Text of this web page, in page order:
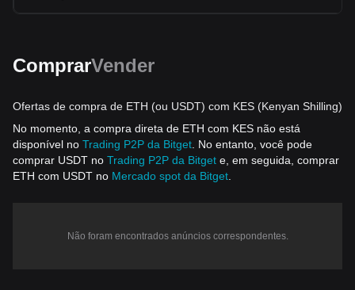
ComprarVender
Ofertas de compra de ETH (ou USDT) com KES (Kenyan Shilling)
No momento, a compra direta de ETH com KES não está
disponível no Trading P2P da Bitget . No entanto, você pode
comprar USDT no Trading P2P da Bitget e, em seguida, comprar
ETH com USDT no Mercado spot da Bitget
Não foram encontrados anúncios correspondentes.